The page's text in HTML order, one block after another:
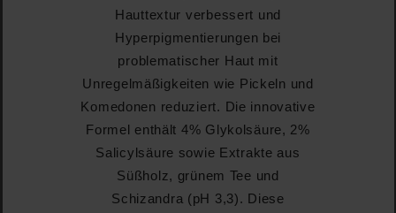
Hauttextur verbessert und
Hyperpigmentierungen bei
problematischer Haut mit
Unregelmäßigkeiten wie Pickeln und
Komedonen reduziert. Die innovative
Formel enthält 4% Glykolsäure, 2%
Salicylsäure sowie Extrakte aus
Süßholz, grünem Tee und
Schizandra (pH 3,3). Diese